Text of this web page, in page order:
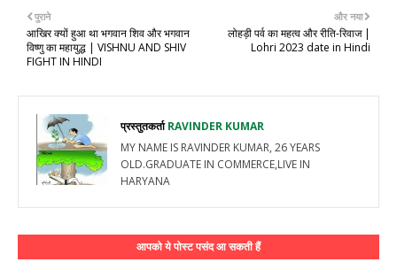
और नया
लोहड़ी पर्व का महत्व और रीति-रिवाज |
Lohri 2023 date in Hindi
पुराने
आखिर क्यों हुआ था भगवान शिव और भगवान
विष्णु का महायुद्ध | VISHNU AND SHIV
FIGHT IN HINDI
प्रस्तुतकर्ताRAVINDER KUMAR
MY NAME IS RAVINDER KUMAR, 26 YEARS
OLD.GRADUATE IN COMMERCE,LIVE IN
HARYANA
आपको ये पोस्ट पसंद आ सकती हैं